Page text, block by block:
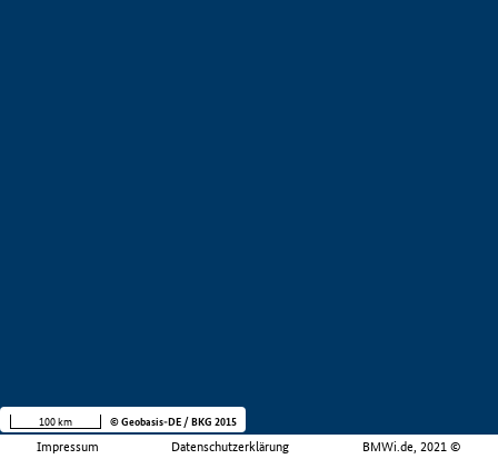
Impressum Datenschutzerklärung BMWi.de, 2021 ©
100 km © Geobasis-DE / BKG 2015